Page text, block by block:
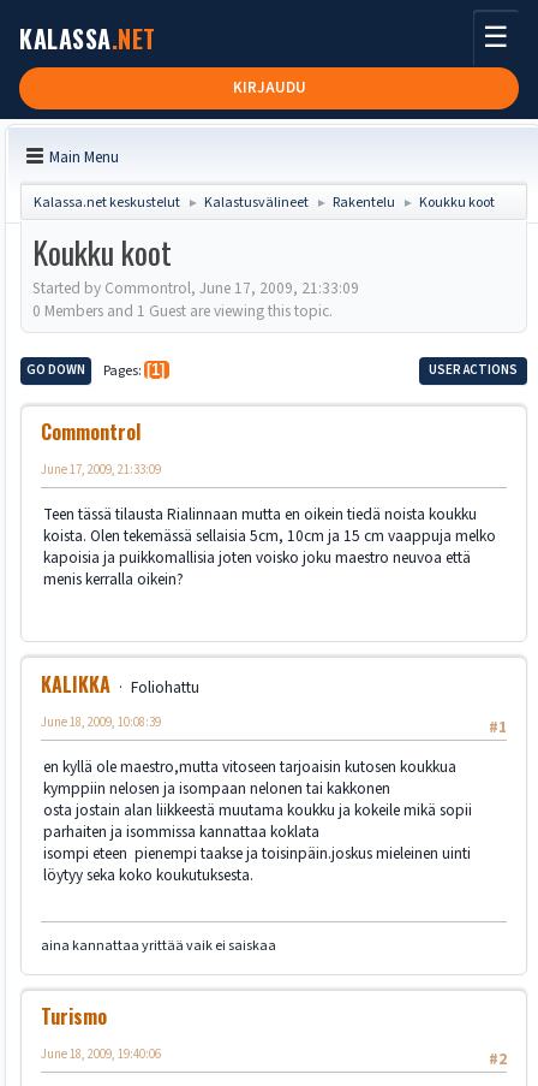
KALASSA.NET
KIRJAUDU
☰
Main Menu
Kalassa.net keskustelut ► Kalastusvälineet ► Rakentelu ► Koukku koot
Koukku koot
Started by Commontrol, June 17, 2009, 21:33:09
0 Members and 1 Guest are viewing this topic.
GO DOWN Pages 1 USER ACTIONS
Commontrol
June 17, 2009, 21:33:09
Teen tässä tilausta Rialinnaan mutta en oikein tiedä noista koukku
koista. Olen tekemässä sellaisia 5cm, 10cm ja 15 cm vaappuja melko
kapoisia ja puikkomallisia joten voisko joku maestro neuvoa että
menis kerralla oikein?
KALIKKA
Foliohattu
#1
June 18, 2009, 10:08:39
en kyllä ole maestro,mutta vitoseen tarjoaisin kutosen koukkua
kymppiin nelosen ja isompaan nelonen tai kakkonen
osta jostain alan liikkeestä muutama koukku ja kokeile mikä sopii
parhaiten ja isommissa kannattaa koklata
isompi eteen pienempi taakse ja toisinpäin.joskus mieleinen uinti
löytyy seka koko koukutuksesta.
aina kannattaa yrittää vaik ei saiskaa
Turismo
#2
June 18, 2009, 19:40:06